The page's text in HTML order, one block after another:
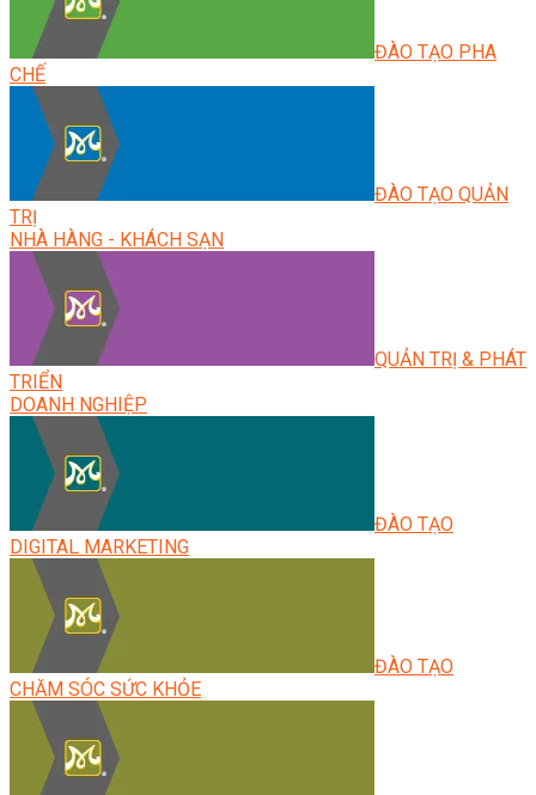
ĐÀO TẠO PHA
CHẾ
ĐÀO TẠO QUẢN
TRỊ
NHÀ HÀNG - KHÁCH SẠN
QUẢN TRỊ & PHÁT
TRIỂN
DOANH NGHIỆP
ĐÀO TẠO
DIGITAL MARKETING
ĐÀO TẠO
CHĂM SÓC SỨC KHỎE